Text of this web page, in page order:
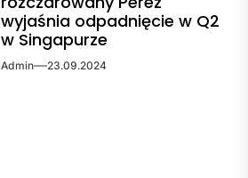
wyjaśnia odpadnięcie w Q2
w Singapurze
Admin 23.09.2024